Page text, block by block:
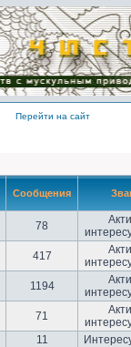
Перейти на сайт
Сообщения
78
417
1194
71
11